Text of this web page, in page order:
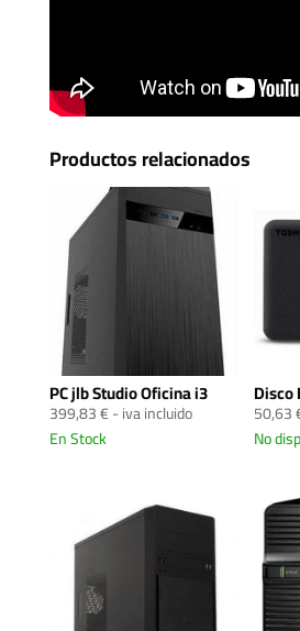
Productos relacionados
PC jlb Studio Oficina i3
399,83€- iva incluido
En Stock
Disco
50,63
No